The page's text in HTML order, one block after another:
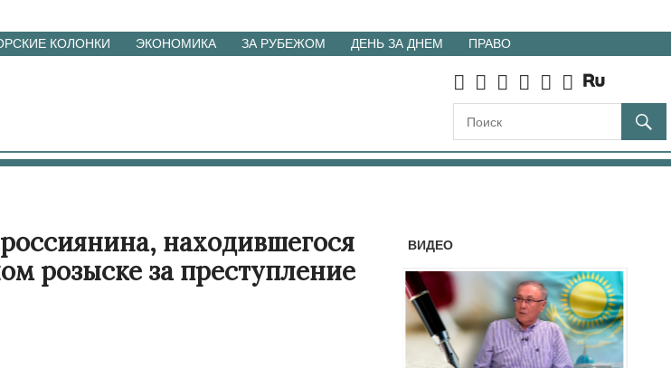
КОЛОНКИ ЭКОНОМИКА ЗА РУБЕЖОМ ДЕНЬ ЗА ДНЕМ ПРАВО
находившегося
розыске за преступление
ВИДЕО